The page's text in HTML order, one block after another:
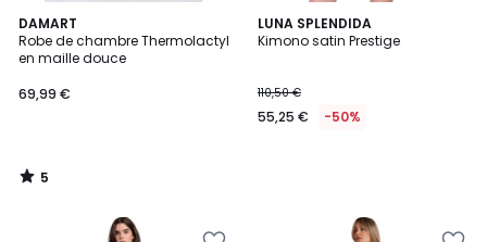
DAMART
Robe de chambre Thermolactyl
en maille douce
69,99 €
5
/
5
5
/
LUNA SPLENDIDA
Kimono satin Prestige
110,50 €
55,25 € -50%